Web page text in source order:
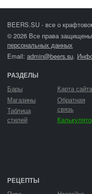
BEERS.SU - все о
© 2026 Все права
персональных данных
Email: admin@beers.su.
РАЗДЕЛЫ
Бары
Магазины
Таблица
стилей
Карта сайта
Обратная
связь
РЕЦЕПТЫ